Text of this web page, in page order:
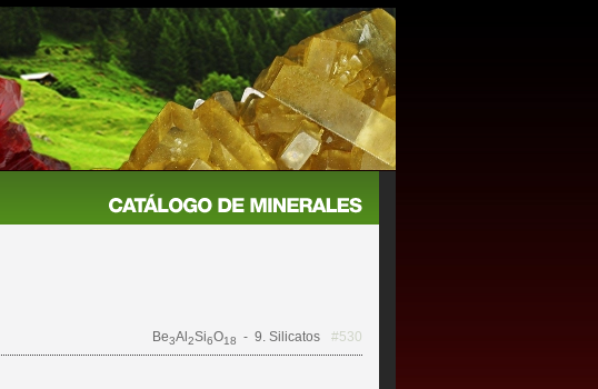
Be3Al 2Si6O18 - 9. Silicatos
#530